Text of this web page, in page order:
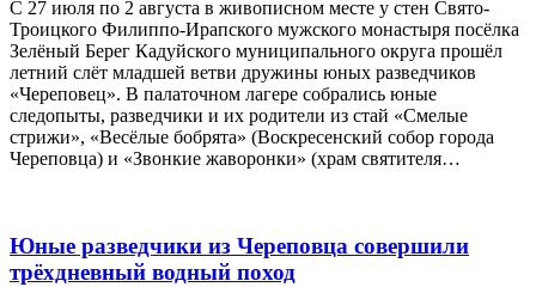
С 27 июля по 2 августа в живописном месте у стен Свято-
Троицкого Филиппо-Ирапского мужского монастыря посёлка
Зелёный Берег Кадуйского муниципального округа прошёл
летний слёт младшей ветви дружины юных разведчиков
«Череповец». В палаточном лагере собрались юные
следопыты, разведчики и их родители из стай «Смелые
стрижи», «Весёлые бобрята» (Воскресенский собор города
Череповца) и «Звонкие жаворонки» (храм святителя…
Юные разведчики из Череповца совершили
трёхдневный водный поход